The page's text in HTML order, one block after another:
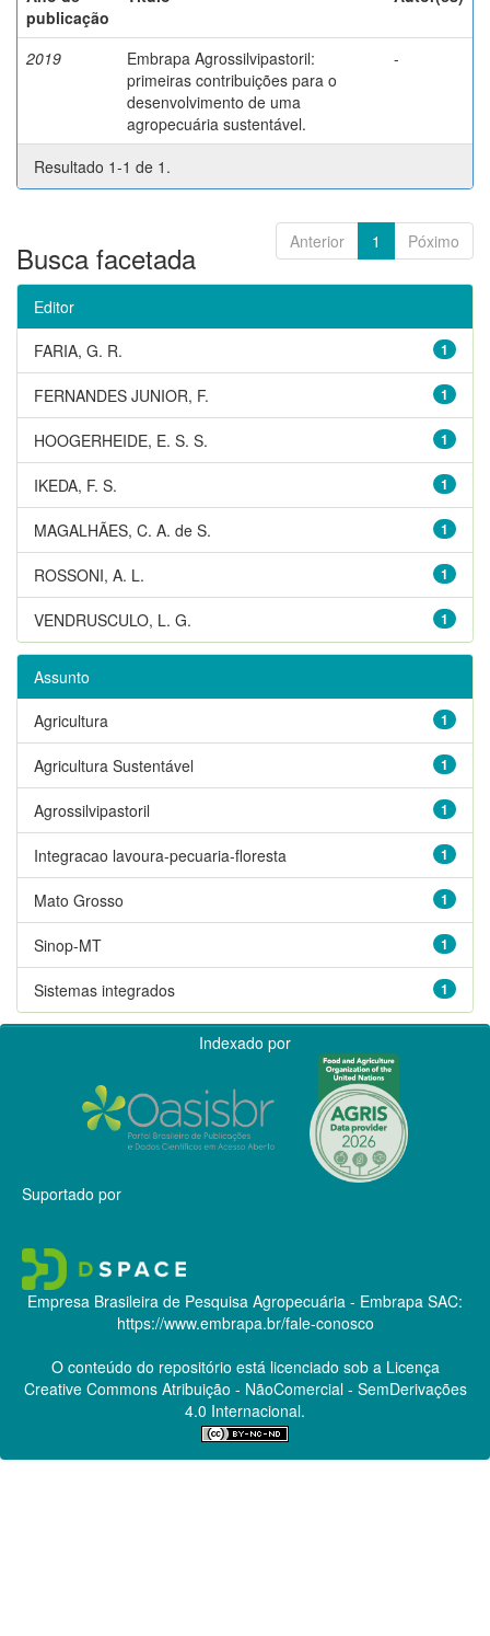
publicação
2019
Embrapa Agrossilvipastoril:
primeiras contribuições para o
desenvolvimento de uma
agropecuária sustentável.
-
Resultado 1-1 de 1.
Anterior 1 Póximo
Busca facetada
Editor
1
FARIA, G. R.
1
FERNANDES JUNIOR, F.
1
HOOGERHEIDE, E. S. S.
1
IKEDA, F. S.
1
MAGALHÃES, C. A. de S.
1
ROSSONI, A. L.
1
VENDRUSCULO, L. G.
Assunto
1
Agricultura
1
Agricultura Sustentável
1
Agrossilvipastoril
1
Integracao lavoura-pecuaria-floresta
1
Mato Grosso
1
Sinop-MT
1
Sistemas integrados
Indexado por
Suportado por
Empresa Brasileira de Pesquisa Agropecuária - Embrapa SAC:
https://www.embrapa.br/fale-conosco
O conteúdo do repositório está licenciado sob a Licença
Creative CommonsAtribuição - NãoComercial - SemDerivações
4.0 Internacional.